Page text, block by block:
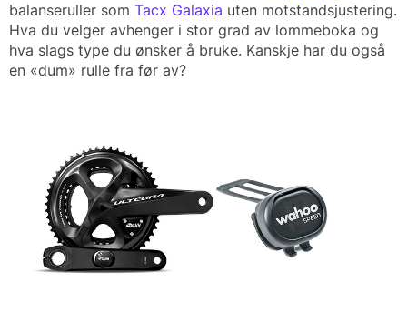
balanseruller som Tacx Galaxia uten motstandsjustering.
Hva du velger avhenger i stor grad av lommeboka og
hva slags type du ønsker å bruke. Kanskje har du også
en «dum» rulle fra før av?